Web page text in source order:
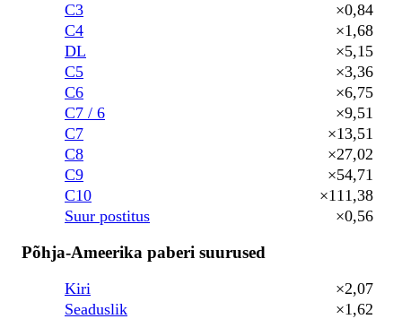
C3
×0,84
C4
×1,68
DL
×5,15
C5
×3,36
C6
×6,75
C7 / 6
×9,51
C7
×13,51
C8
×27,02
C9
×54,71
C10
×111,38
Suur postitus
×0,56
Põhja-Ameerika paberi suurused
Kiri
×2,07
Seaduslik
×1,62